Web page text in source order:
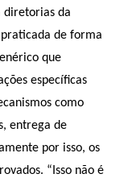
diretorias da
de forma
que
específicas
como
entrega de
por isso, os
“Isso não é